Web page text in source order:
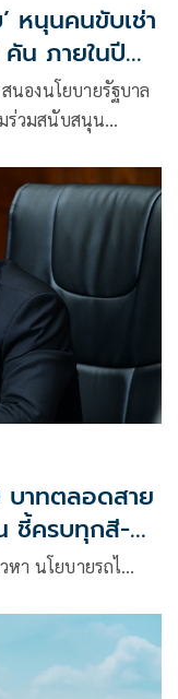
หนุนคนขับเช่า
น ภายในปี
นองนโยบายรัฐบาล
ร่วมสนับสนุน
บาทตลอดสาย
ชี้ครบทุกสี-ทุก
วหา นโยบายรถไ…